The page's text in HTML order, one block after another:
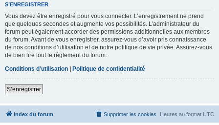
S’ENREGISTRER
Vous devez être enregistré pour vous connecter. L’enregistrement ne prend
que quelques secondes et augmente vos possibilités. L’administrateur du
forum peut également accorder des permissions additionnelles aux membres
du forum. Avant de vous enregistrer, assurez-vous d’avoir pris connaissance
de nos conditions d’utilisation et de notre politique de vie privée. Assurez-vous
de bien lire tout le règlement du forum.
Conditions d’utilisation | Politique de confidentialité
S’enregistrer
Index du forum Heures au format UTC
Supprimer les cookies